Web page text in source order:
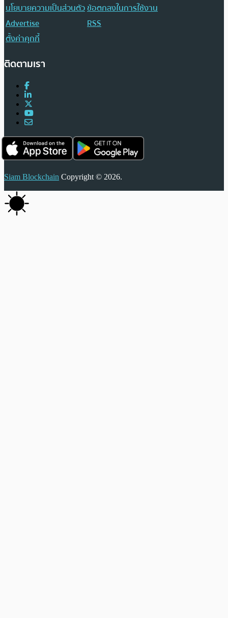
นโยบายความเป็นส่วนตัวข้อตกลงในการใช้งาน
Advertise
RSS
ตั้งค่าคุกกี้
ติดตามเรา
Siam Blockchain Copyright © 2026.